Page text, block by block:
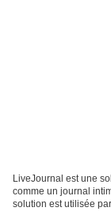
LiveJournal est une
comme un journal
solution est utilisée